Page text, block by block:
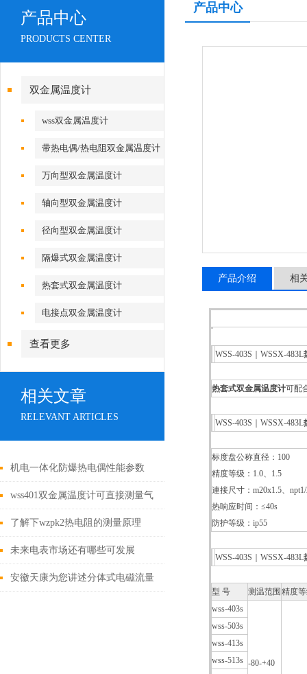
产品中心
PRODUCTS CENTER
双金属温度计
wss双金属温度计
带热电偶/热电阻双金属温度计
万向型双金属温度计
轴向型双金属温度计
径向型双金属温度计
隔爆式双金属温度计
热套式双金属温度计
电接点双金属温度计
查看更多
相关文章
RELEVANT ARTICLES
机电一体化防爆热电偶性能参数
wss401双金属温度计可直接测量气
体和液体的温度
了解下wzpk2热电阻的测量原理
未来电表市场还有哪些可发展
的“新空子”
安徽天康为您讲述分体式电磁流量
产品中心
产品介绍 相
WSS-403S｜WSSX-483L
热套式双金属温度计可配
WSS-403S｜WSSX-483L
标度盘公称直径：100
精度等级：1.0、1.5
連接尺寸：m20x1.5、
热响应时间：≤40s
防护等级：ip55
WSS-403S｜WSSX-483L
型 号 测温范围 精度
wss-403s
-80-+40
wss-503s
wss-413s
wss-513s